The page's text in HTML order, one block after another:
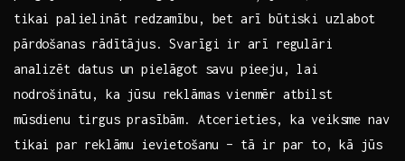
tikai palielināt redzamību,​ bet⁣ arī būtiski uzlabot
pārdošanas ​rādītājus. Svarīgi ir ⁣arī regulāri
analizēt‍ datus un pielāgot⁣ savu pieeju, lai
nodrošinātu, ka jūsu ‌reklāmas vienmēr atbilst‍
mūsdienu‌ tirgus prasībām. Atcerieties, ka veiksme nav
tikai⁤ par reklāmu ievietošanu – tā ir par to, kā​ jūs